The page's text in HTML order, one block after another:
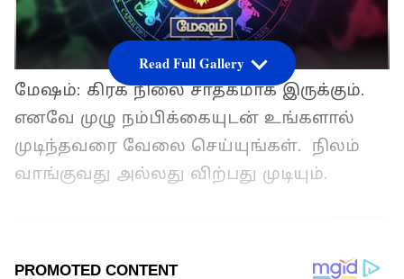
மேஷம்: கிரக நிலை சாதகமாக இருக்கும்.
எனவே முழு நம்பிக்கையுடன் உங்களால்
முடிந்தவரை வேலை செய்யுங்கள். நிலம்
வாங்குவது அல்லது விற்பது முடியும்.
Read Full Gallery